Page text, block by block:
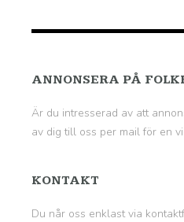
ANNONSERA PÅ
Är du intresserad av att
av dig till oss per mail för en
KONTAKT
Du når oss enklast via